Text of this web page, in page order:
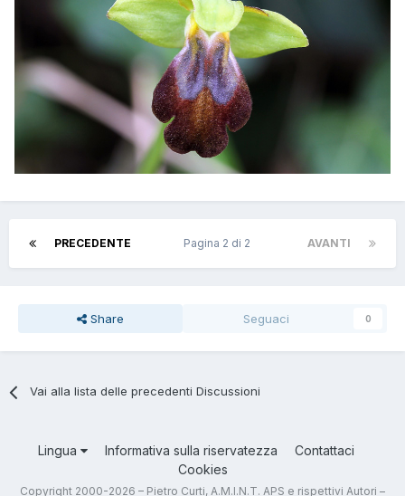
PRECEDENTE AVANTI
Pagina 2 di 2
Share Seguaci 0
Vai alla lista delle precedenti Discussioni
Lingua Informativa sulla riservatezza
Contattaci
Cookies
Copyright 2000-2026 – Pietro Curti, A.M.I.N.T. APS e rispettivi Autori –